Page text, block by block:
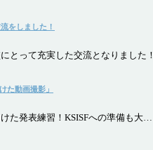
をしました！
とって充実した交流となりました！
た動画撮影」
た発表練習！KSISFへの準備も大…